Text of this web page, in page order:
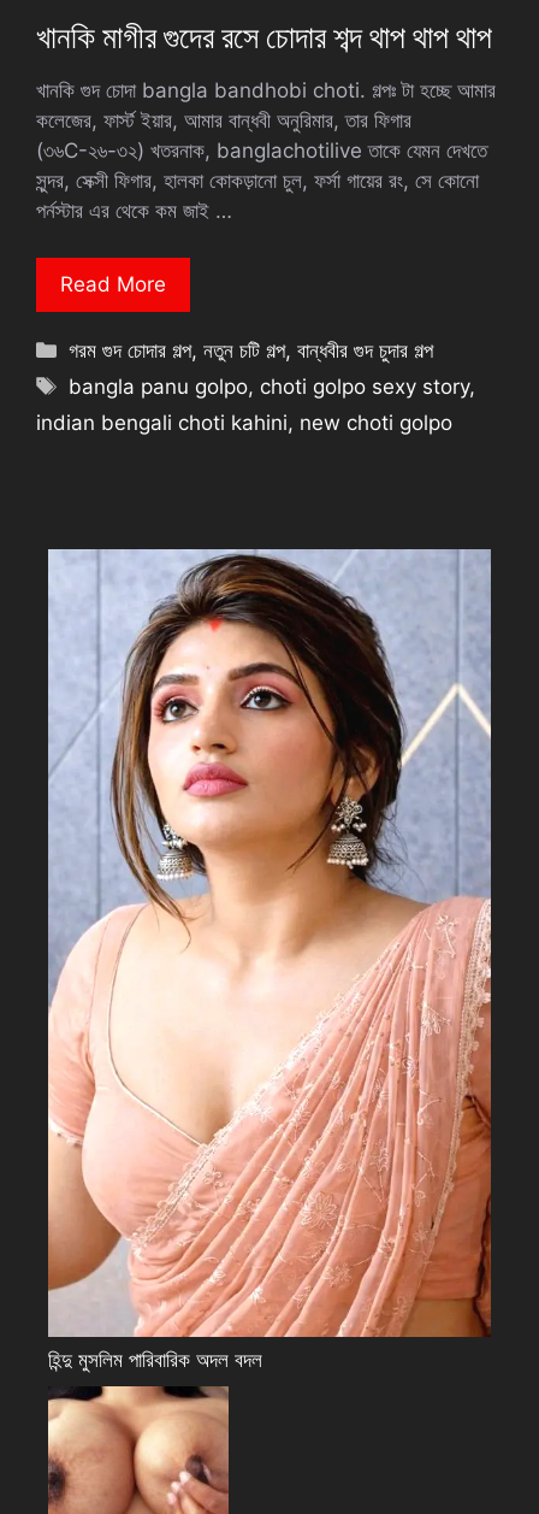
খানকি মাগীর গুদের রসে চোদার শব্দ থাপ থাপ থাপ
খানকি গুদ চোদা bangla bandhobi choti. গল্পঃ টা হচ্ছে আমার
কলেজের, ফার্স্ট ইয়ার, আমার বান্ধবী অনুরিমার, তার ফিগার
(৩৬C-২৬-৩২) খতরনাক, banglachotilive তাকে যেমন দেখতে
সুন্দর, সেক্সী ফিগার, হালকা কোকড়ানো চুল, ফর্সা গায়ের রং, সে কোনো
পর্নস্টার এর থেকে কম জাই …
Read More
Categories
গরম গুদ চোদার গল্প,নতুন চটি গল্প,বান্ধবীর গুদ চুদার গল্প
Tags
bangla panu golpo, choti golpo sexy story,
indian bengali choti kahini, new choti golpo
হিন্দু মুসলিম পারিবারিক অদল বদল